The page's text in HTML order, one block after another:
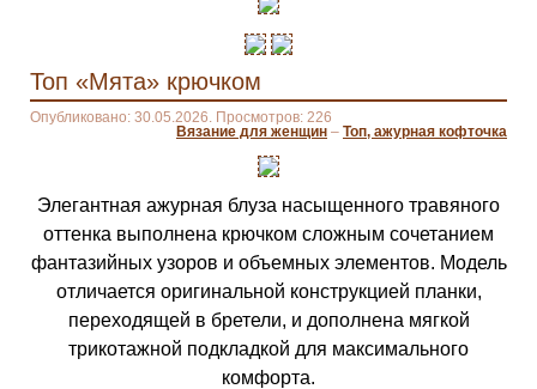
Топ «Мята» крючком
Опубликовано: 30.05.2026. Просмотров: 226
Вязание для женщин – Топ, ажурная кофточка
Элегантная ажурная блуза насыщенного травяного
оттенка выполнена крючком сложным сочетанием
фантазийных узоров и объемных элементов. Модель
отличается оригинальной конструкцией планки,
переходящей в бретели, и дополнена мягкой
трикотажной подкладкой для максимального
комфорта.